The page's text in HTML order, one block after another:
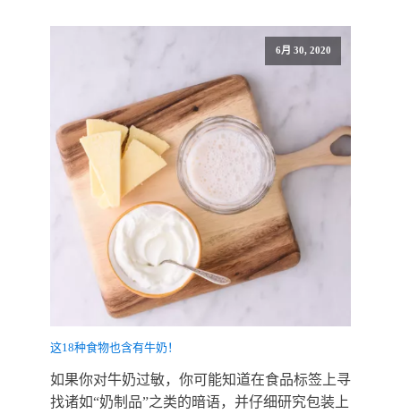
6月 30, 2020
这18种食物也含有牛奶！
如果你对牛奶过敏，你可能知道在食品标签上寻
找诸如“奶制品”之类的暗语，并仔细研究包装上